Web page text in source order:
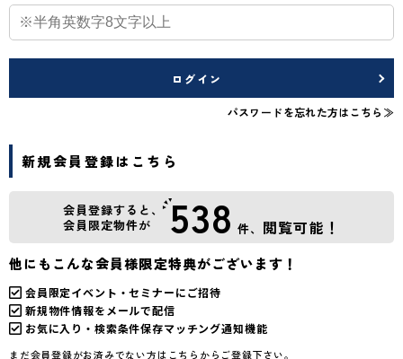
ログイン
パスワードを忘れた方はこちら≫
新規会員登録はこちら
会員登録すると、
会員限定物件が
538 件、 閲覧可能！
他にもこんな会員様限定特典がございます！
会員限定イベント・セミナーにご招待
新規物件情報をメールで配信
お気に入り・検索条件保存マッチング通知機能
まだ会員登録がお済みでない方はこちらからご登録下さい。